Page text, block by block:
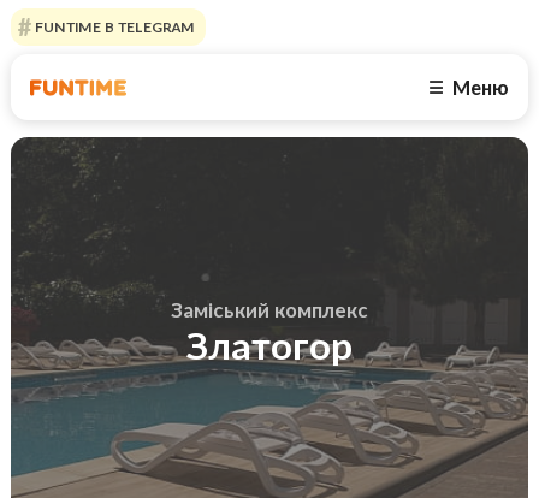
FUNTIME В TELEGRAM
☰ Меню
Заміський комплекс
Златогор